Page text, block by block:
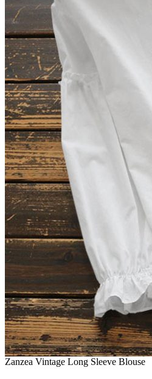
Zanzea Vintage Long Sleeve Blouse